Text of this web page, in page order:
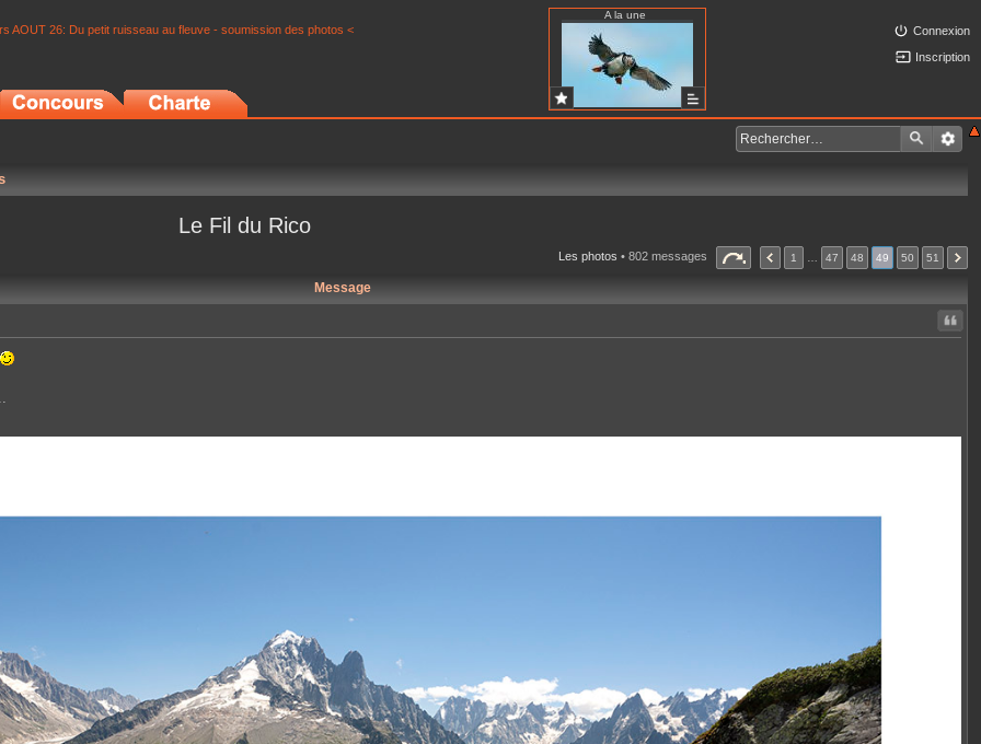
AOUT 26: Du petit ruisseau au fleuve - soumission des photos <
A la une
Connexion
Inscription
Le Fil du Rico
Les photos • 802 messages 1 47 48 49 50 51
Message
Citer